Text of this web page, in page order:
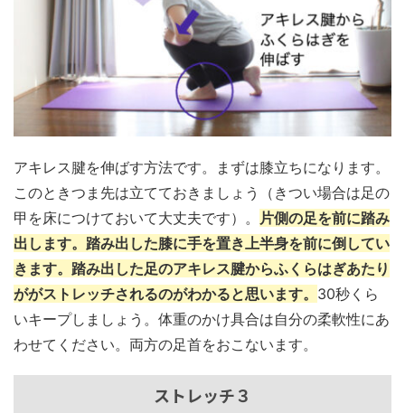
アキレス腱を伸ばす方法です。まずは膝立ちになります。
このときつま先は立てておきましょう（きつい場合は足の
甲を床につけておいて大丈夫です）。
片側の足を前に踏み
出します。踏み出した膝に手を置き上半身を前に倒してい
きます。踏み出した足のアキレス腱からふくらはぎあたり
ががストレッチされるのがわかると思います。 30秒くら
いキープしましょう。体重のかけ具合は自分の柔軟性にあ
わせてください。両方の足首をおこないます。
ストレッチ３